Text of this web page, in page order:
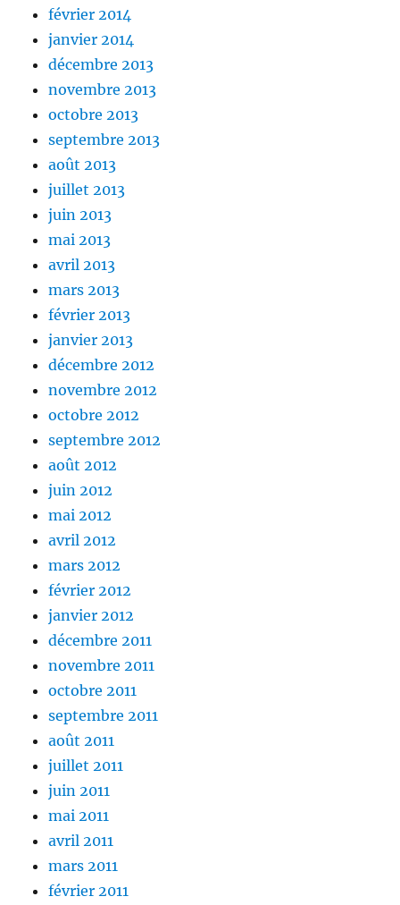
février 2014
janvier 2014
décembre 2013
novembre 2013
octobre 2013
septembre 2013
août 2013
juillet 2013
juin 2013
mai 2013
avril 2013
mars 2013
février 2013
janvier 2013
décembre 2012
novembre 2012
octobre 2012
septembre 2012
août 2012
juin 2012
mai 2012
avril 2012
mars 2012
février 2012
janvier 2012
décembre 2011
novembre 2011
octobre 2011
septembre 2011
août 2011
juillet 2011
juin 2011
mai 2011
avril 2011
mars 2011
février 2011